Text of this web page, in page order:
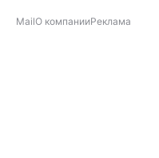
MailО компанииРеклама